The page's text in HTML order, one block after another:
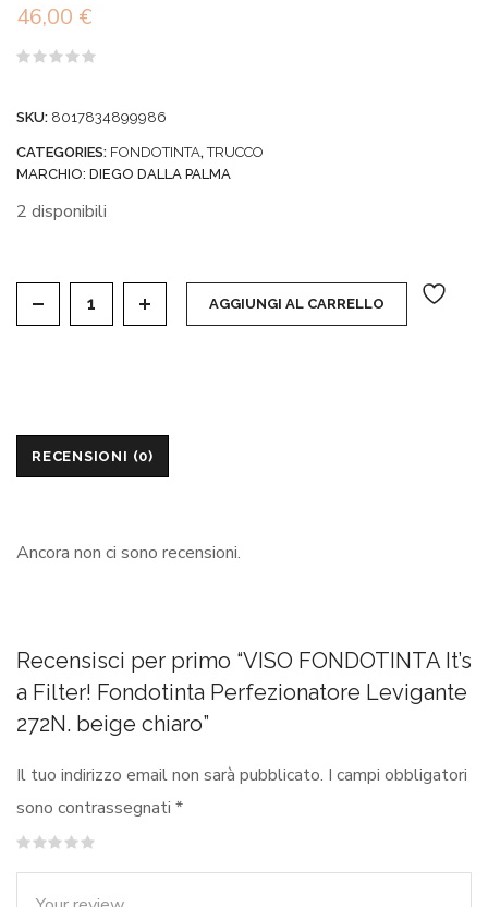
46,00 €
5
SKU: 8017834899986
CATEGORIES: FONDOTINTA,TRUCCO
MARCHIO: DIEGO DALLA PALMA
2 disponibili
VISO FONDOTINTA It's a Filter! Fondotinta
AGGIUNGI AL CARRELLO
RECENSIONI (0)
Ancora non ci sono recensioni.
Recensisci per primo “VISO FONDOTINTA It’s
a Filter! Fondotinta Perfezionatore Levigante
272N. beige chiaro”
Il tuo indirizzo email non sarà pubblicato. I campi obbligatori
sono contrassegnati *